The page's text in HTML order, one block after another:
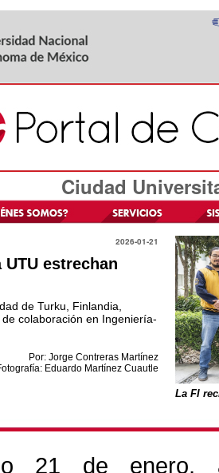
Ciudad
2026-01-21
UTU estrechan
de Turku, Finlandia,
colaboración en Ingeniería-
Por: Jorge Contreras Martínez
Eduardo Martínez Cuautle
La FI
21 de enero,